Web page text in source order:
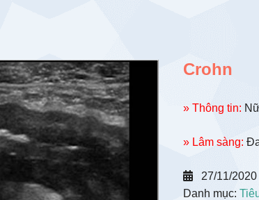
Crohn
» Thông tin:
» Lâm sàng:
27/11/2020
Danh mục: